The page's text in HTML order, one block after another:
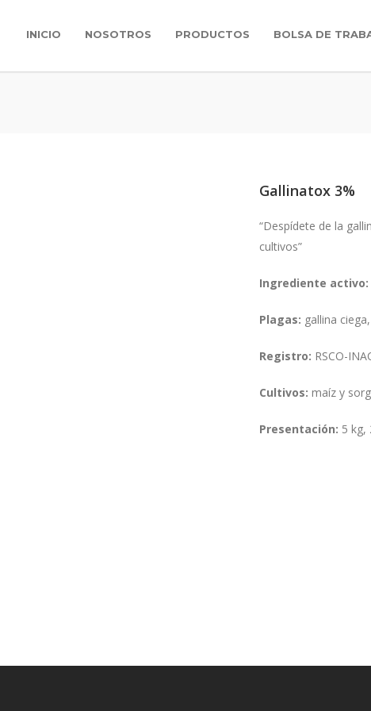
INICIO NOSOTROS PRODUCTOS BOLSA DE
Gallinatox 3%
“Despídete de la
cultivos”
Ingrediente activo:
Plagas: gallina
Registro: RSCO-
Cultivos: maíz y
Presentación: 5 kg,